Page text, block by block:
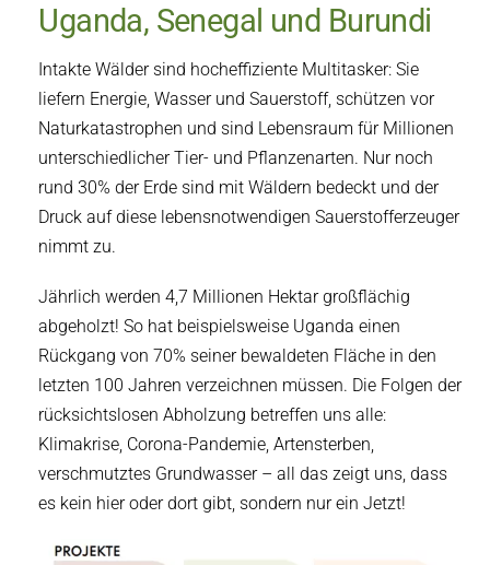
Uganda, Senegal und Burundi
Intakte Wälder sind hocheffiziente Multitasker: Sie
liefern Energie, Wasser und Sauerstoff, schützen vor
Naturkatastrophen und sind Lebensraum für Millionen
unterschiedlicher Tier- und Pflanzenarten. Nur noch
rund 30% der Erde sind mit Wäldern bedeckt und der
Druck auf diese lebensnotwendigen Sauerstofferzeuger
nimmt zu.
Jährlich werden 4,7 Millionen Hektar großflächig
abgeholzt! So hat beispielsweise Uganda einen
Rückgang von 70% seiner bewaldeten Fläche in den
letzten 100 Jahren verzeichnen müssen. Die Folgen der
rücksichtslosen Abholzung betreffen uns alle:
Klimakrise, Corona-Pandemie, Artensterben,
verschmutztes Grundwasser – all das zeigt uns, dass
es kein hier oder dort gibt, sondern nur ein Jetzt!